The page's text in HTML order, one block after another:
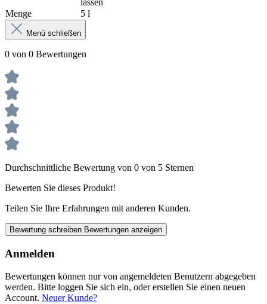
Menge
5 l
Menü schließen
0 von 0 Bewertungen
Durchschnittliche Bewertung von 0 von 5 Sternen
Bewerten Sie dieses Produkt!
Teilen Sie Ihre Erfahrungen mit anderen Kunden.
Bewertung schreiben Bewertungen anzeigen
Anmelden
Bewertungen können nur von angemeldeten Benutzern abgegeben
werden. Bitte loggen Sie sich ein, oder erstellen Sie einen neuen
Account. Neuer Kunde?